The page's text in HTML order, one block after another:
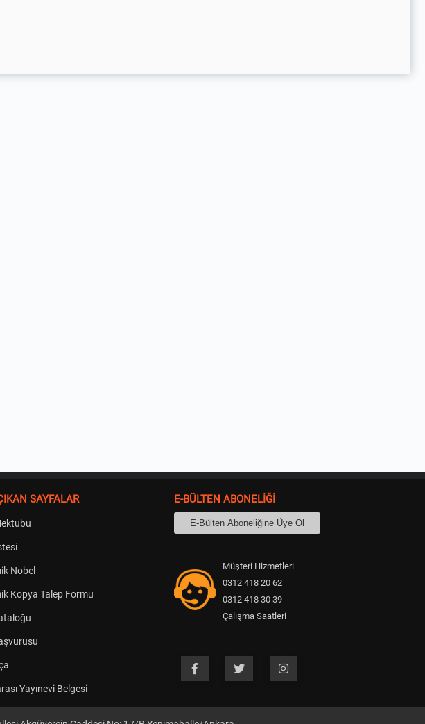
SAYFALAR
Nobel
Kopya Talep Formu
Yayınevi Belgesi
E-BÜLTEN ABONELİĞİ
Müşteri Hizmetleri
0312 418 20 62
0312 418 30 39
Çalışma Saatleri